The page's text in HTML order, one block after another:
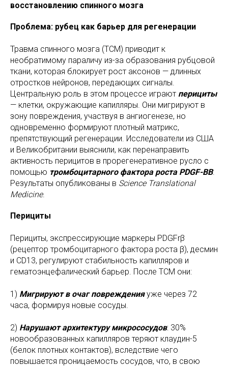
восстановлению спинного мозга
Проблема: рубец как барьер для регенерации
Травма спинного мозга (ТСМ) приводит к
необратимому параличу из-за образования рубцовой
ткани, которая блокирует рост аксонов — длинных
отростков нейронов, передающих сигналы.
Центральную роль в этом процессе играют перициты
— клетки, окружающие капилляры. Они мигрируют в
зону повреждения, участвуя в ангиогенезе, но
одновременно формируют плотный матрикс,
препятствующий регенерации. Исследователи из США
и Великобритании выяснили, как перенаправить
активность перицитов в прорегенеративное русло с
помощью тромбоцитарного фактора роста PDGF-BB.
Результаты опубликованы в Science Translational
Medicine.
Перициты
Перициты, экспрессирующие маркеры PDGFrβ
(рецептор тромбоцитарного фактора роста β), десмин
и CD13, регулируют стабильность капилляров и
гематоэнцефалический барьер. После ТСМ они:
1) Мигрируют в очаг поврежденияуже через 72
часа, формируя новые сосуды.
2) Нарушают архитектуру микрососудов: 30%
новообразованных капилляров теряют клаудин-5
(белок плотных контактов), вследствие чего
повышается проницаемость сосудов, что, в свою